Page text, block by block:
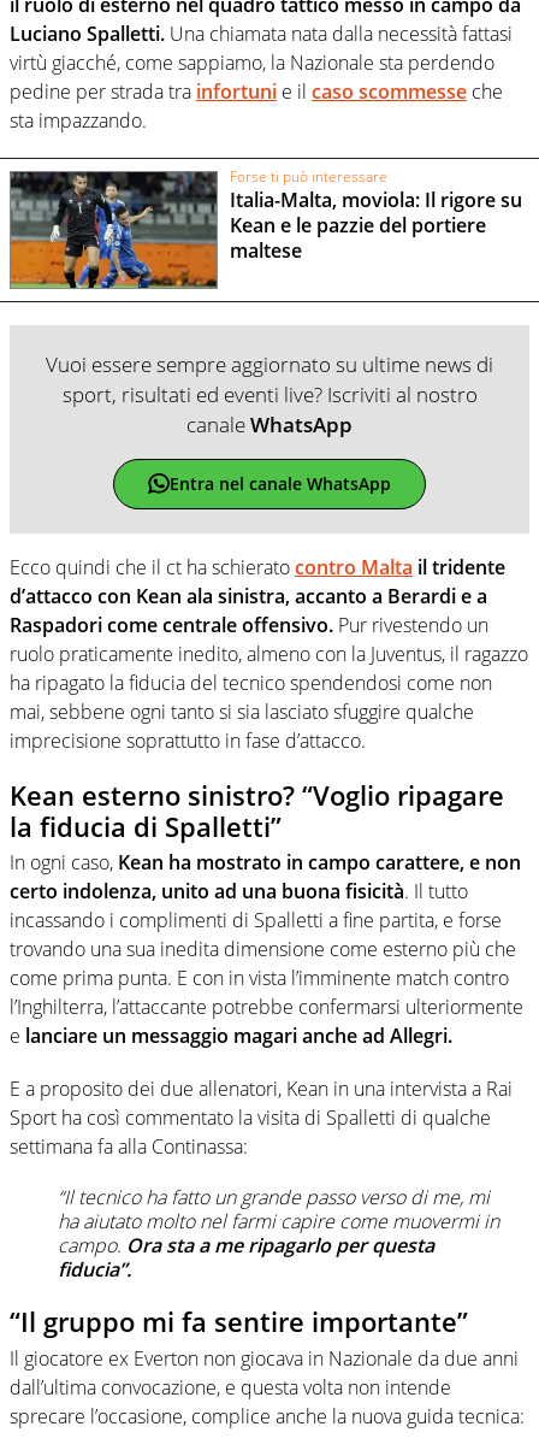
Luciano Spalletti. Una chiamata nata dalla necessità fattasi
virtù giacché, come sappiamo, la Nazionale sta perdendo
pedine per strada tra infortuni e il caso scommesse che
sta impazzando.
Forse ti può interessare
Italia-Malta, moviola: Il rigore su
Kean e le pazzie del portiere
maltese
Vuoi essere sempre aggiornato su ultime news di
sport, risultati ed eventi live? Iscriviti al nostro
canaleWhatsApp
Entra nel canale WhatsApp
Ecco quindi che il ct ha schieratocontro Malta il tridente
d’attacco con Kean ala sinistra, accanto a Berardi e a
Raspadori come centrale offensivo. Pur rivestendo un
ruolo praticamente inedito, almeno con la Juventus, il ragazzo
ha ripagato la fiducia del tecnico spendendosi come non
mai, sebbene ogni tanto si sia lasciato sfuggire qualche
imprecisione soprattutto in fase d’attacco.
Kean esterno sinistro? “Voglio ripagare
la fiducia di Spalletti”
In ogni caso, Kean ha mostrato in campo carattere, e non
certo indolenza, unito ad una buona fisicità. Il tutto
incassando i complimenti di Spalletti a fine partita, e forse
trovando una sua inedita dimensione come esterno più che
come prima punta. E con in vista l’imminente match contro
l’Inghilterra, l’attaccante potrebbe confermarsi ulteriormente
e lanciare un messaggio magari anche ad Allegri.
E a proposito dei due allenatori, Kean in una intervista a Rai
Sport ha così commentato la visita di Spalletti di qualche
settimana fa alla Continassa:
“Il tecnico ha fatto un grande passo verso di me, mi
ha aiutato molto nel farmi capire come muovermi in
campo. Ora sta a me ripagarlo per questa
fiducia”.
“Il gruppo mi fa sentire importante”
Il giocatore ex Everton non giocava in Nazionale da due anni
dall’ultima convocazione, e questa volta non intende
sprecare l’occasione, complice anche la nuova guida tecnica: